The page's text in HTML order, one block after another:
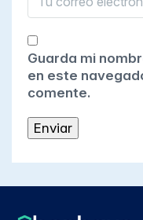
Guarda mi
en este
comente.